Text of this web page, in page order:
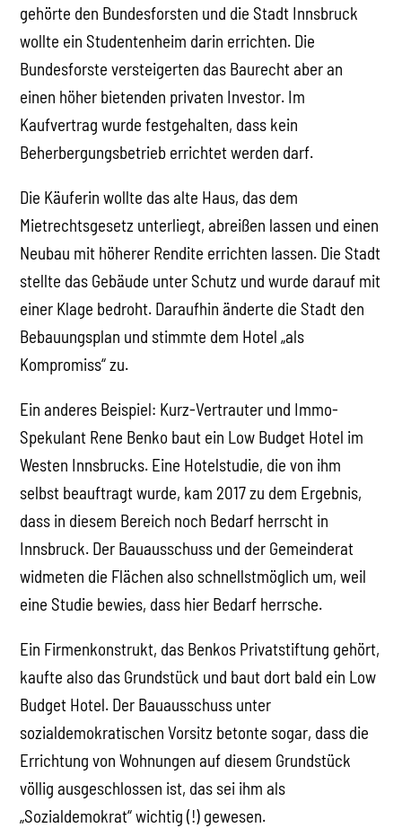
gehörte den Bundesforsten und die Stadt Innsbruck
wollte ein Studentenheim darin errichten. Die
Bundesforste versteigerten das Baurecht aber an
einen höher bietenden privaten Investor. Im
Kaufvertrag wurde festgehalten, dass kein
Beherbergungsbetrieb errichtet werden darf.
Die Käuferin wollte das alte Haus, das dem
Mietrechtsgesetz unterliegt, abreißen lassen und einen
Neubau mit höherer Rendite errichten lassen. Die Stadt
stellte das Gebäude unter Schutz und wurde darauf mit
einer Klage bedroht. Daraufhin änderte die Stadt den
Bebauungsplan und stimmte dem Hotel „als
Kompromiss“ zu.
Ein anderes Beispiel: Kurz-Vertrauter und Immo-
Spekulant Rene Benko baut ein Low Budget Hotel im
Westen Innsbrucks. Eine Hotelstudie, die von ihm
selbst beauftragt wurde, kam 2017 zu dem Ergebnis,
dass in diesem Bereich noch Bedarf herrscht in
Innsbruck. Der Bauausschuss und der Gemeinderat
widmeten die Flächen also schnellstmöglich um, weil
eine Studie bewies, dass hier Bedarf herrsche.
Ein Firmenkonstrukt, das Benkos Privatstiftung gehört,
kaufte also das Grundstück und baut dort bald ein Low
Budget Hotel. Der Bauausschuss unter
sozialdemokratischen Vorsitz betonte sogar, dass die
Errichtung von Wohnungen auf diesem Grundstück
völlig ausgeschlossen ist, das sei ihm als
„Sozialdemokrat“ wichtig (!) gewesen.